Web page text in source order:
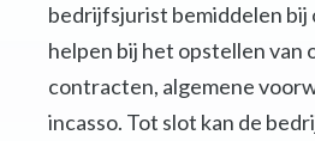
bedrijfsjurist bemiddelen bij
helpen bij het opstellen van
contracten, algemene
incasso. Tot slot kan de